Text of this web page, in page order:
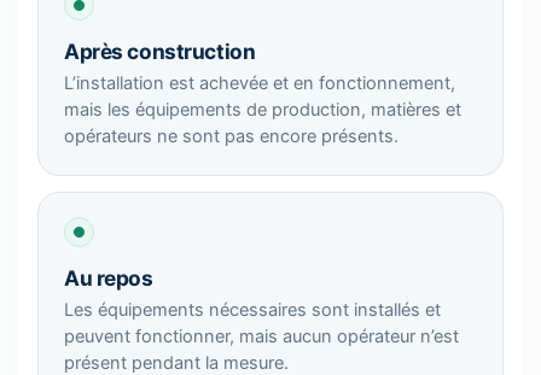
Après construction
L’installation est achevée et en fonctionnement,
mais les équipements de production, matières et
opérateurs ne sont pas encore présents.
Au repos
Les équipements nécessaires sont installés et
peuvent fonctionner, mais aucun opérateur n’est
présent pendant la mesure.